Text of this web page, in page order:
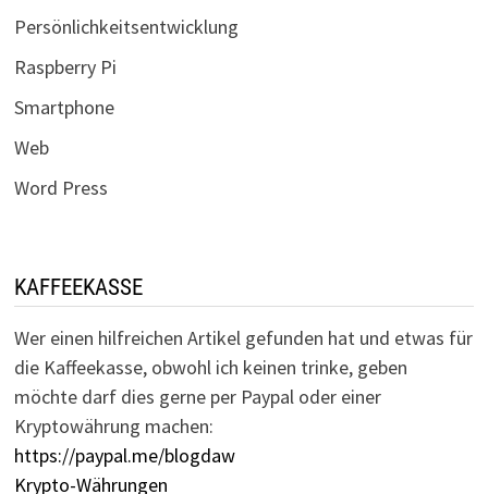
Persönlichkeitsentwicklung
Raspberry Pi
Smartphone
Web
Word Press
KAFFEEKASSE
Wer einen hilfreichen Artikel gefunden hat und etwas für
die Kaffeekasse, obwohl ich keinen trinke, geben
möchte darf dies gerne per Paypal oder einer
Kryptowährung machen:
https://paypal.me/blogdaw
Krypto-Währungen